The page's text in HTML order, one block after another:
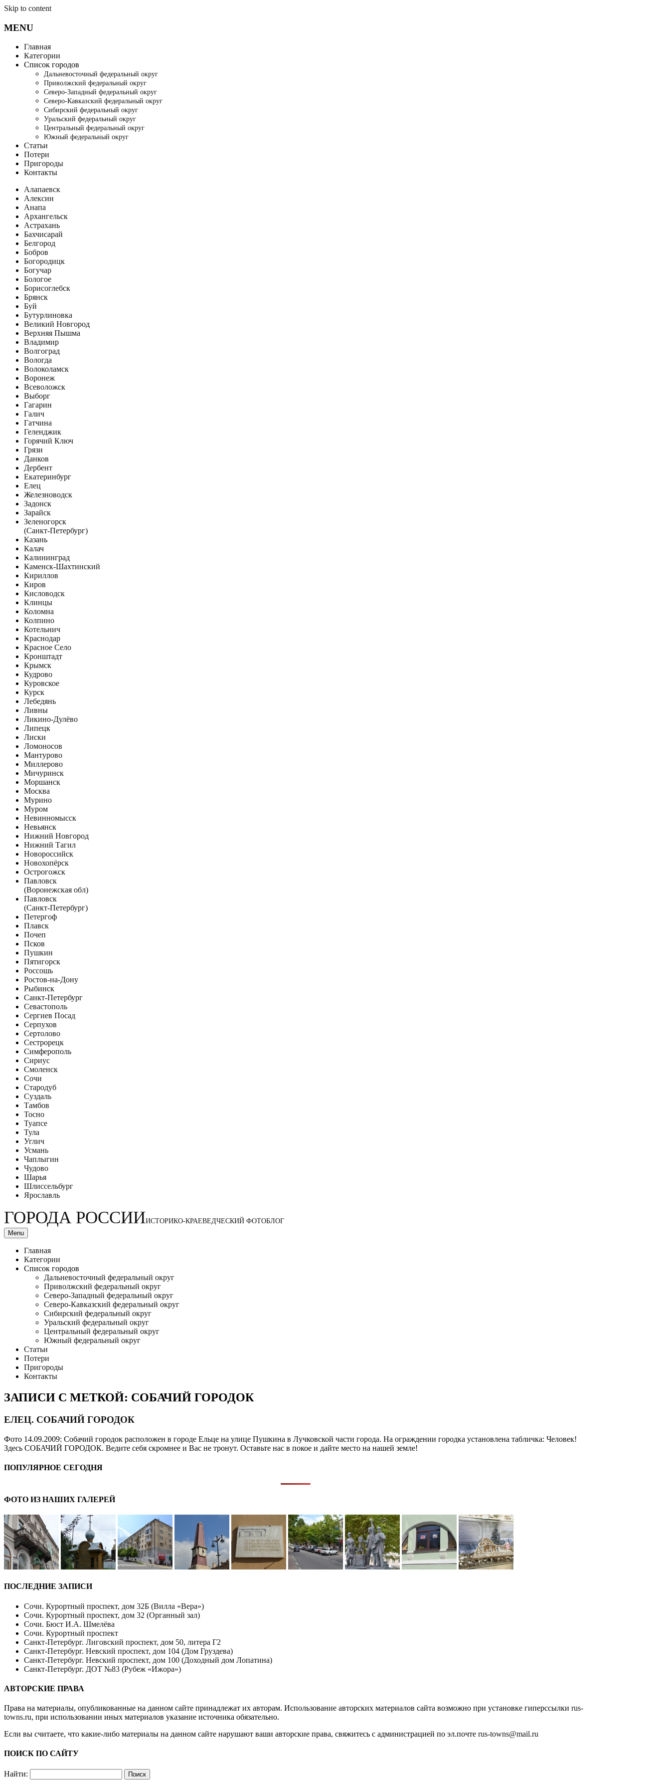
Skip to content
MENU
Главная
Категории
Список городов
Дальневосточный федеральный округ
Приволжский федеральный округ
Северо-Западный федеральный округ
Северо-Кавказский федеральный округ
Сибирский федеральный округ
Уральский федеральный округ
Центральный федеральный округ
Южный федеральный округ
Статьи
Потери
Пригороды
Контакты
Алапаевск
Алексин
Анапа
Архангельск
Астрахань
Бахчисарай
Белгород
Бобров
Богородицк
Богучар
Бологое
Борисоглебск
Брянск
Буй
Бутурлиновка
Великий Новгород
Верхняя Пышма
Владимир
Волгоград
Вологда
Волоколамск
Воронеж
Всеволожск
Выборг
Гагарин
Галич
Гатчина
Геленджик
Горячий Ключ
Грязи
Данков
Дербент
Екатеринбург
Елец
Железноводск
Задонск
Зарайск
Зеленогорск
(Санкт-Петербург)
Казань
Калач
Калининград
Каменск-Шахтинский
Кириллов
Киров
Кисловодск
Клинцы
Коломна
Колпино
Котельнич
Краснодар
Красное Село
Кронштадт
Крымск
Кудрово
Куровское
Курск
Лебедянь
Ливны
Ликино-Дулёво
Липецк
Лиски
Ломоносов
Мантурово
Миллерово
Мичуринск
Моршанск
Москва
Мурино
Муром
Невинномысск
Невьянск
Нижний Новгород
Нижний Тагил
Новороссийск
Новохопёрск
Острогожск
Павловск
(Воронежская обл)
Павловск
(Санкт-Петербург)
Петергоф
Плавск
Почеп
Псков
Пушкин
Пятигорск
Россошь
Ростов-на-Дону
Рыбинск
Санкт-Петербург
Севастополь
Сергиев Посад
Серпухов
Сертолово
Сестрорецк
Симферополь
Сириус
Смоленск
Сочи
Стародуб
Суздаль
Тамбов
Тосно
Туапсе
Тула
Углич
Усмань
Чаплыгин
Чудово
Шарья
Шлиссельбург
Ярославль
ГОРОДА РОССИИИСТОРИКО-КРАЕВЕДЧЕСКИЙ ФОТОБЛОГ
Menu
Главная
Категории
Список городов
Дальневосточный федеральный округ
Приволжский федеральный округ
Северо-Западный федеральный округ
Северо-Кавказский федеральный округ
Сибирский федеральный округ
Уральский федеральный округ
Центральный федеральный округ
Южный федеральный округ
Статьи
Потери
Пригороды
Контакты
ЗАПИСИ С МЕТКОЙ: СОБАЧИЙ ГОРОДОК
ЕЛЕЦ. СОБАЧИЙ ГОРОДОК
Фото 14.09.2009: Собачий городок расположен в городе Ельце на улице Пушкина в Лучковской части города. На ограждении городка установлена табличка: Человек!
Здесь СОБАЧИЙ ГОРОДОК. Ведите себя скромнее и Вас не тронут. Оставьте нас в покое и дайте место на нашей земле!
ПОПУЛЯРНОЕ СЕГОДНЯ
ФОТО ИЗ НАШИХ ГАЛЕРЕЙ
ПОСЛЕДНИЕ ЗАПИСИ
Сочи. Курортный проспект, дом 32Б (Вилла «Вера»)
Сочи. Курортный проспект, дом 32 (Органный зал)
Сочи. Бюст И.А. Шмелёва
Сочи. Курортный проспект
Санкт-Петербург. Лиговский проспект, дом 50, литера Г2
Санкт-Петербург. Невский проспект, дом 104 (Дом Груздева)
Санкт-Петербург. Невский проспект, дом 100 (Доходный дом Лопатина)
Санкт-Петербург. ДОТ №83 (Рубеж «Ижора»)
АВТОРСКИЕ ПРАВА
Права на материалы, опубликованные на данном сайте принадлежат их авторам. Использование авторских материалов сайта возможно при установке гиперссылки rus-
towns.ru, при использовании иных материалов указание источника обязательно.
Если вы считаете, что какие-либо материалы на данном сайте нарушают ваши авторские права, свяжитесь с администрацией по эл.почте rus-towns@mail.ru
ПОИСК ПО САЙТУ
Найти: